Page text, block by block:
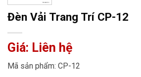
Đèn Vải Trang Trí CP-12
Giá: Liên hệ
Mã sản phẩm: CP-12